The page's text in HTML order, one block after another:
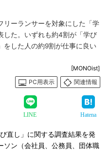
リーランサーを対象にした「学
した。いずれも約4割が「学び
をした人の約9割が仕事に良い
[MONOist]
PC用表示
関連情報
LINE Hatena
直し」に関する調査結果を発
ソン（会社員、公務員、団体職